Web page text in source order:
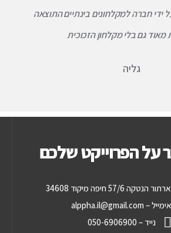
ידי חברה למקלחונים בינתיים התוצאה
גם בלי מקלחון הזכוכית
גליה
על הפרוייקט שלכם
57/6 חיפה מיקוד 34608
אימייל – alppha.il@gmail.com
נייד – 050-6906900